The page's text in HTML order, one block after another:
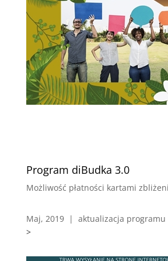
Program diBudka 3.0
Możliwość płatności kartami
Maj, 2019 | aktualizacja
>